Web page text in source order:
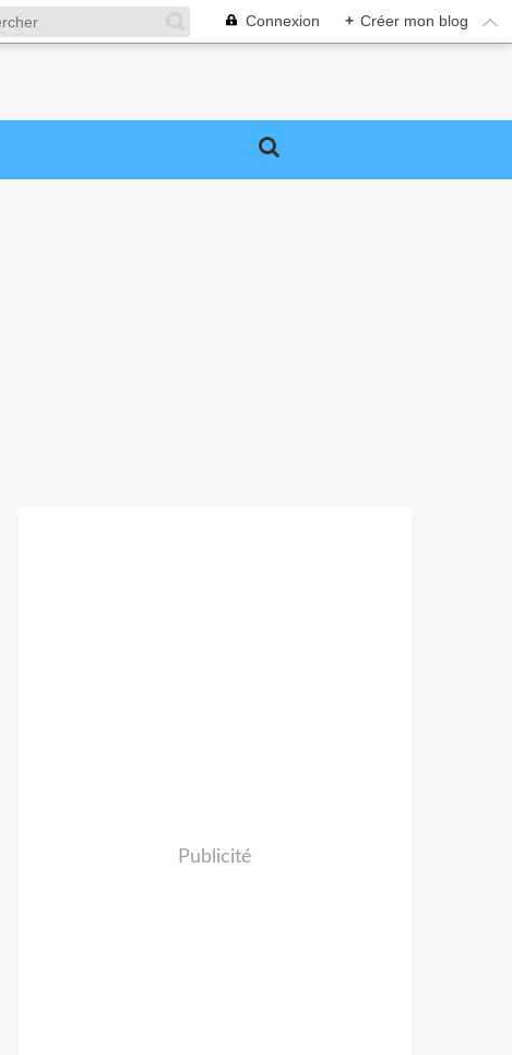
Connexion + Créer mon blog
Publicité